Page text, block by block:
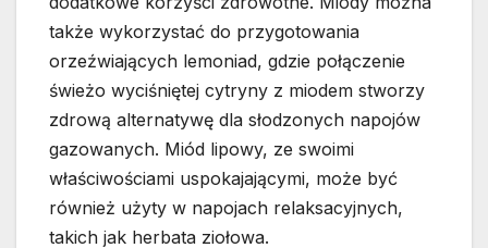
także wykorzystać do przygotowania
orzeźwiających lemoniad, gdzie połączenie
świeżo wyciśniętej cytryny z miodem stworzy
zdrową alternatywę dla słodzonych napojów
gazowanych. Miód lipowy, ze swoimi
właściwościami uspokajającymi, może być
również użyty w napojach relaksacyjnych,
takich jak herbata ziołowa.